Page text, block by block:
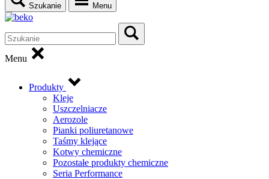
Szukanie Menu
Menu
Produkty
Kleje
Uszczelniacze
Aerozole
Pianki poliuretanowe
Taśmy klejące
Kotwy chemiczne
Pozostałe produkty chemiczne
Seria Performance